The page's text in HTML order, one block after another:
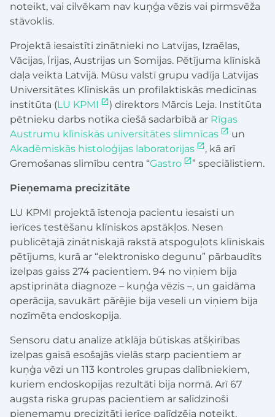
noteikt, vai cilvēkam nav kuņģa vēzis vai pirmsvēža
stāvoklis.
Projektā iesaistīti zinātnieki no Latvijas, Izraēlas,
Vācijas, Īrijas, Austrijas un Somijas. Pētījuma klīniskā
daļa veikta Latvijā. Mūsu valstī grupu vadīja Latvijas
Universitātes Klīniskās un profilaktiskās medicīnas
institūta (LU KPMI
) direktors Mārcis Leja. Institūta
pētnieku darbs notika ciešā sadarbībā ar Rīgas
Austrumu klīniskās universitātes slimnīcas
un
Akadēmiskās histoloģijas laboratorijas
, kā arī
Gremošanas slimību centra “Gastro ” speciālistiem.
Pieņemama precizitāte
LU KPMI projektā īstenoja pacientu iesaisti un
ierīces testēšanu klīniskos apstākļos. Nesen
publicētajā zinātniskajā rakstā atspoguļots klīniskais
pētījums, kurā ar “elektronisko degunu” pārbaudīts
izelpas gaiss 274 pacientiem. 94 no viņiem bija
apstiprināta diagnoze – kuņģa vēzis –, un gaidāma
operācija, savukārt pārējie bija veseli un viņiem bija
nozīmēta endoskopija.
Sensoru datu analīze atklāja būtiskas atšķirības
izelpas gaisā esošajās vielās starp pacientiem ar
kuņģa vēzi un 113 kontroles grupas dalībniekiem,
kuriem endoskopijas rezultāti bija normā. Arī 67
augsta riska grupas pacientiem ar salīdzinoši
pieņemamu precizitāti ierīce palīdzēja noteikt,